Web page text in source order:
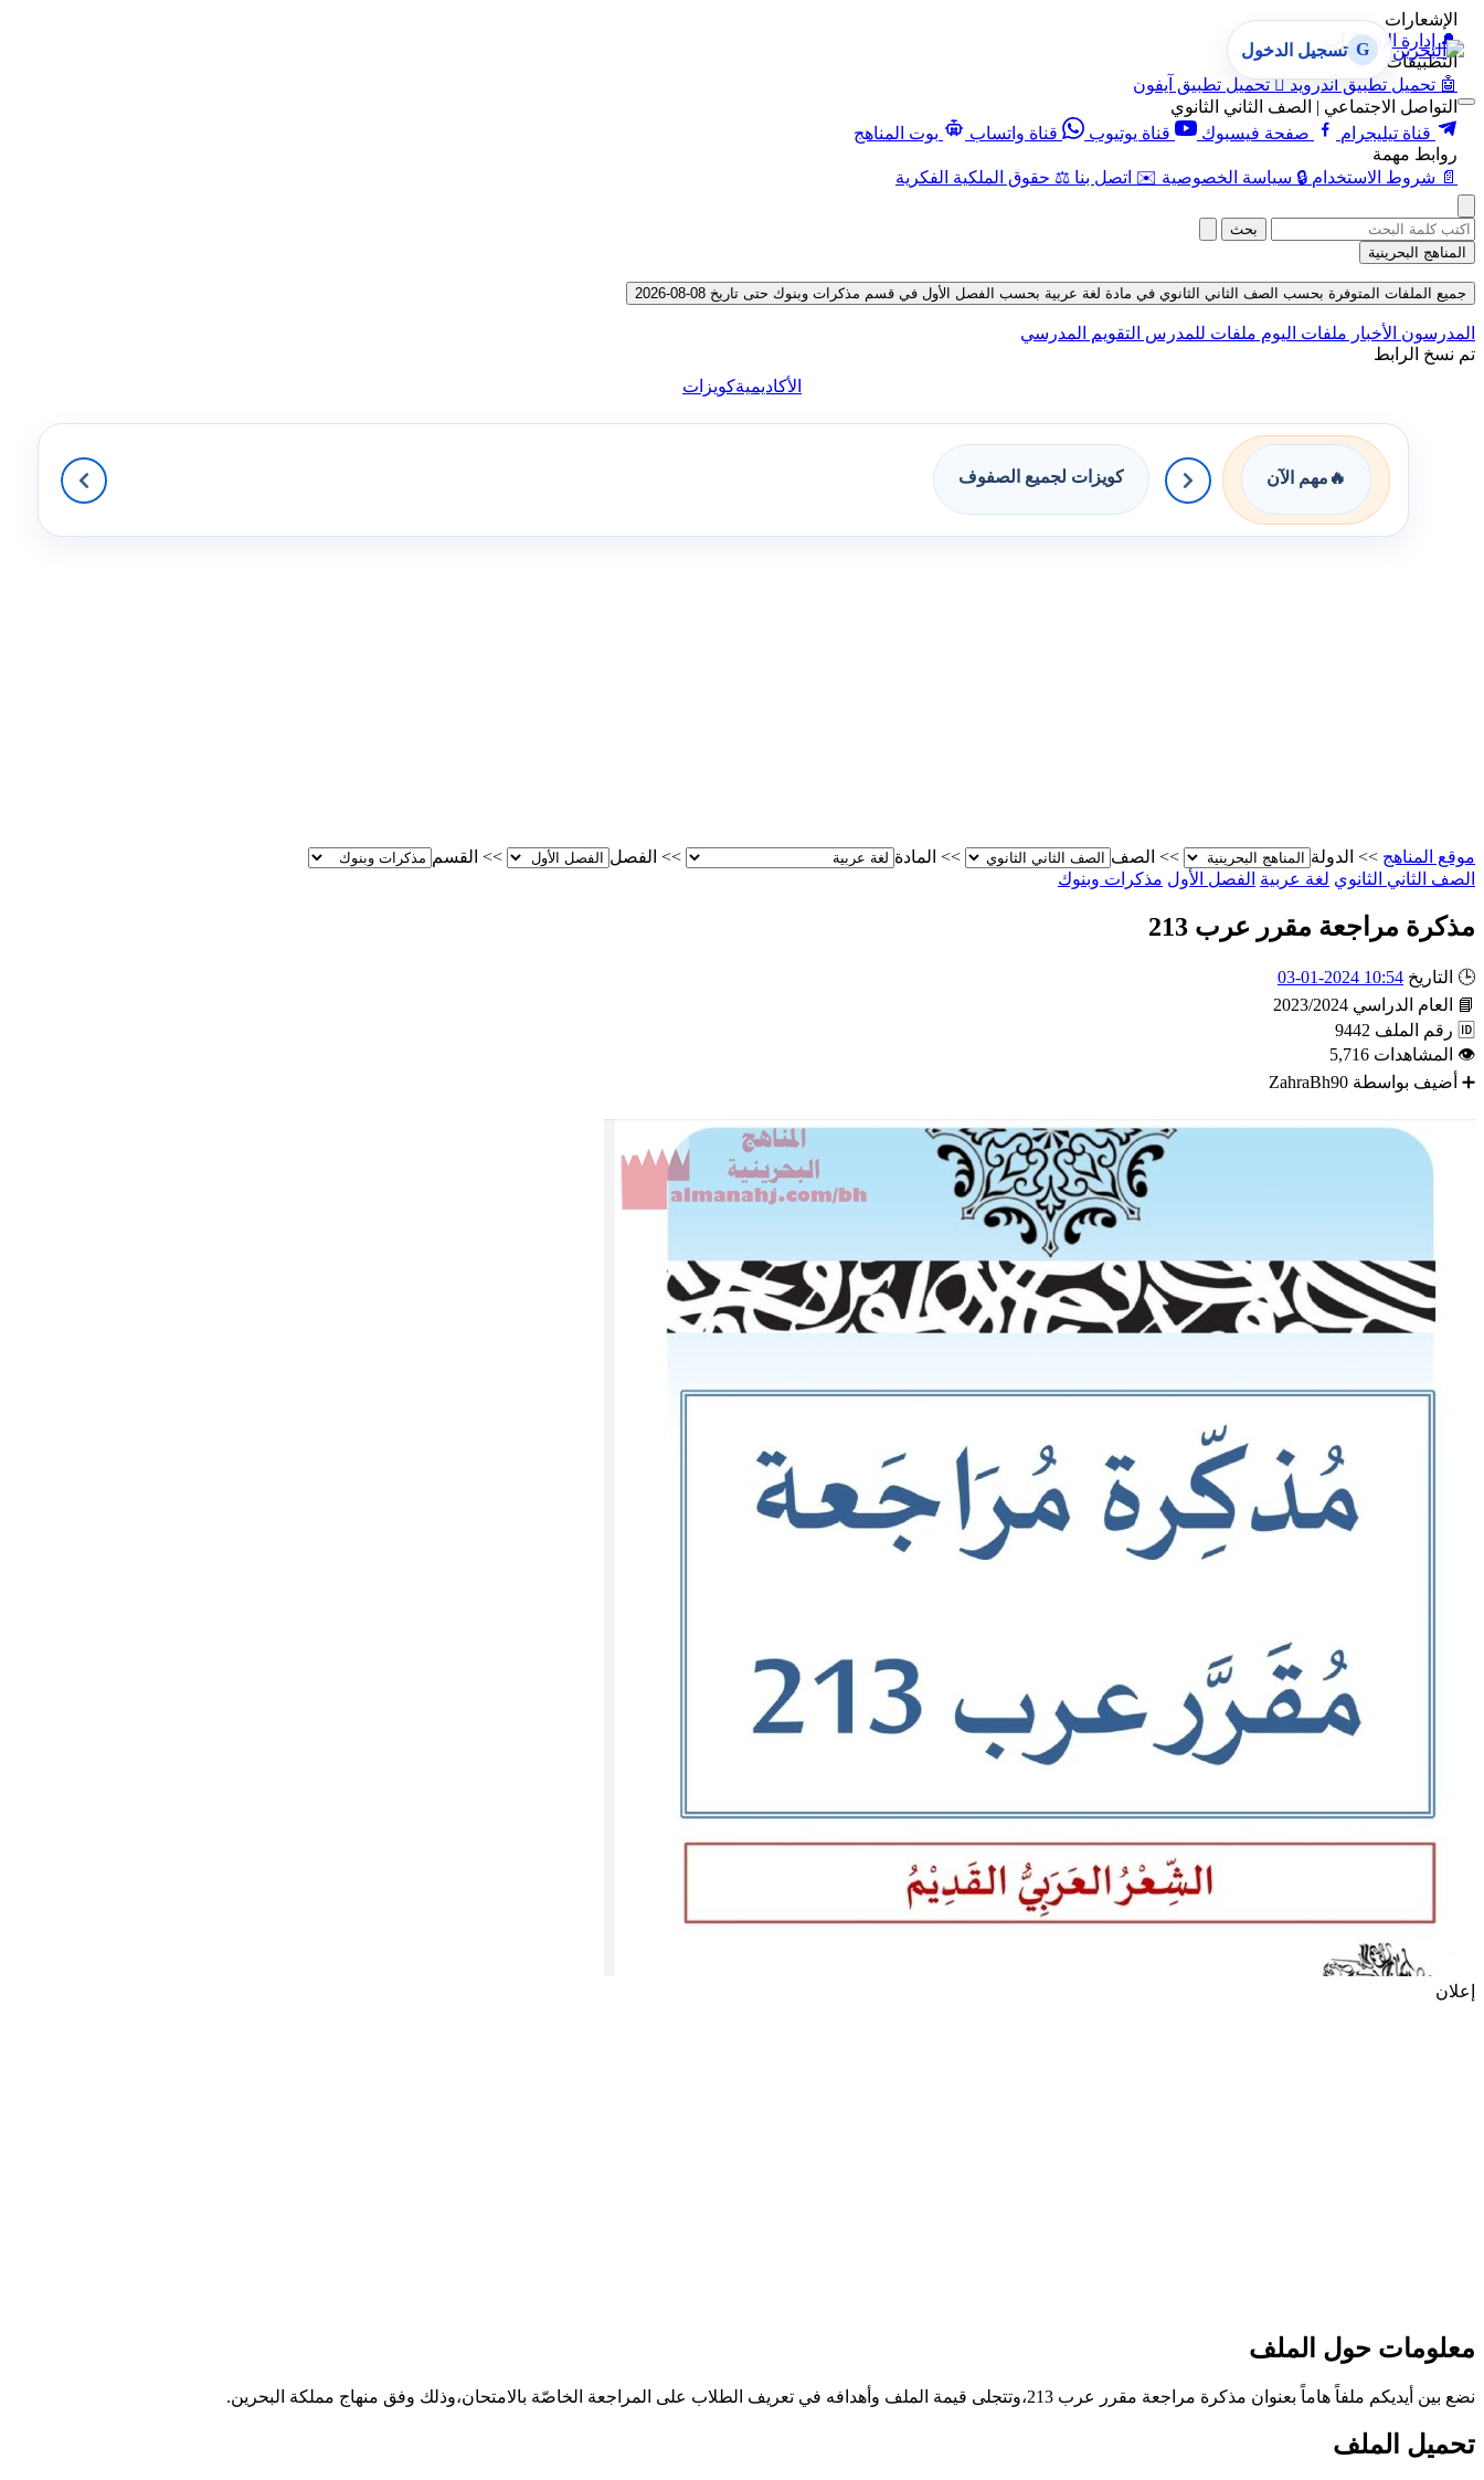
الإشعارات
🔔 إدارة الإشعارات
التطبيقات
🤖 تحميل تطبيق أندرويد  تحميل تطبيق آيفون
التواصل الاجتماعي | الصف الثاني الثانوي
قناة تيليجرام
صفحة فيسبوك قناة يوتيوب قناة واتساب
بوت المناهج
روابط مهمة
📄 شروط الاستخدام 🔒 سياسة الخصوصية ✉️ اتصل بنا ⚖️ حقوق الملكية الفكرية
G تسجيل الدخول
بحث
المناهج البحرينية
جميع الملفات المتوفرة بحسب الصف الثاني الثانوي في مادة لغة عربية بحسب الفصل الأول في قسم مذكرات وبنوك حتى تاريخ 08-08-2026
المدرسون الأخبار ملفات اليوم ملفات للمدرس التقويم المدرسي
تم نسخ الرابط
الأكاديميةكويزات
🔥 مهم الآن كويزات لجميع الصفوف
موقع المناهج >> الدولة >> الصف >> المادة >> الفصل >> القسم
الصف الثاني الثانوي لغة عربية الفصل الأول مذكرات وبنوك
مذكرة مراجعة مقرر عرب 213
🕒 التاريخ 10:54 2024-01-03
📘
العام الدراسي 2023/2024
🆔 رقم الملف 9442
👁 المشاهدات 5,716
➕ أضيف بواسطة ZahraBh90
إعلان
معلومات حول الملف
نضع بين أيديكم ملفاً هاماً بعنوان مذكرة مراجعة مقرر عرب 213،وتتجلى قيمة الملف وأهدافه في تعريف الطلاب على المراجعة الخاصّة بالامتحان،وذلك وفق منهاج مملكة البحرين.
تحميل الملف